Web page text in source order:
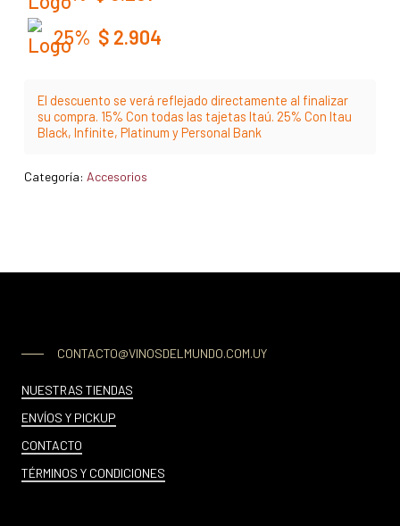
25% $ 2.904
El descuento se verá reflejado directamente al finalizar
su compra. 15% Con todas las tajetas Itaú. 25% Con Itau
Black, Infinite, Platinum y Personal Bank
Categoría: Accesorios
CONTACTO@VINOSDELMUNDO.COM.UY
NUESTRAS TIENDAS
ENVÍOS Y PICKUP
CONTACTO
TÉRMINOS Y CONDICIONES